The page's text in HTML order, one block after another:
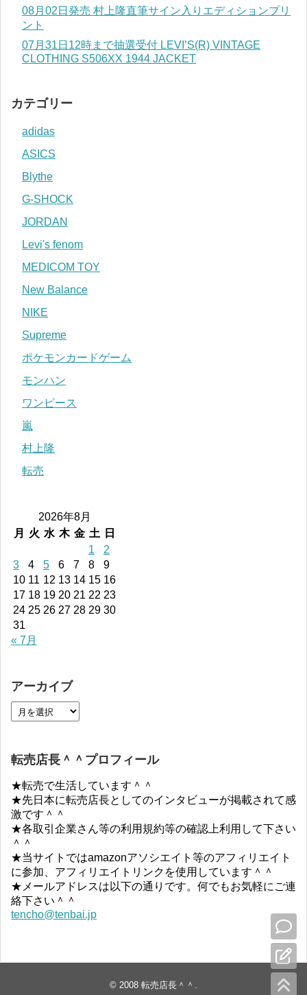
08月02日発売 村上隆直筆サイン入りエディションプリ
ント
07月31日12時まで抽選受付 LEVI’S(R) VINTAGE
CLOTHING S506XX 1944 JACKET
カテゴリー
adidas
ASICS
Blythe
G-SHOCK
JORDAN
Levi's fenom
MEDICOM TOY
New Balance
NIKE
Supreme
ポケモンカードゲーム
モンハン
ワンピース
嵐
村上隆
転売
2026年8月
月
火 水 木 金 土
日
1
2
3
4 5 6 7 8
9
10 11 12 13 14 15 16
17 18 19 20 21 22 23
24 25 26 27 28 29 30
31
« 7月
アーカイブ
転売店長＾＾プロフィール
★転売で生活しています＾＾
★先日本に転売店長としてのインタビューが掲載されて感
激です＾＾
★各取引企業さん等の利用規約等の確認上利用して下さい
＾＾
★当サイトではamazonアソシエイト等のアフィリエイト
に参加、アフィリエイトリンクを使用しています＾＾
★メールアドレスは以下の通りです。何でもお気軽にご連
絡下さい＾＾
tencho@tenbai.jp
© 2008 転売店長＾＾ .